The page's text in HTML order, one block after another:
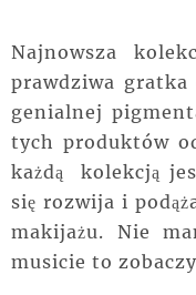
Najnowsza
prawdziwa
genialnej
tych produktów
każdą kolekcją
się rozwija i
makijażu. Nie
musicie to